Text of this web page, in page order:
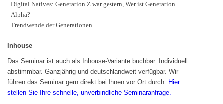
Digital Natives: Generation Z war gestern, Wer ist Generation
Alpha?
Trendwende der Generationen
Inhouse
Das Seminar ist auch als Inhouse-Variante buchbar. Individuell
abstimmbar. Ganzjährig und deutschlandweit verfügbar. Wir
führen das Seminar gern direkt bei Ihnen vor Ort durch. Hier
stellen Sie Ihre schnelle, unverbindliche Seminaranfrage.